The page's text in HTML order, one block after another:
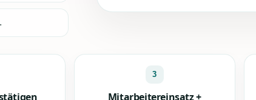
3
Mitarbeitereinsatz +